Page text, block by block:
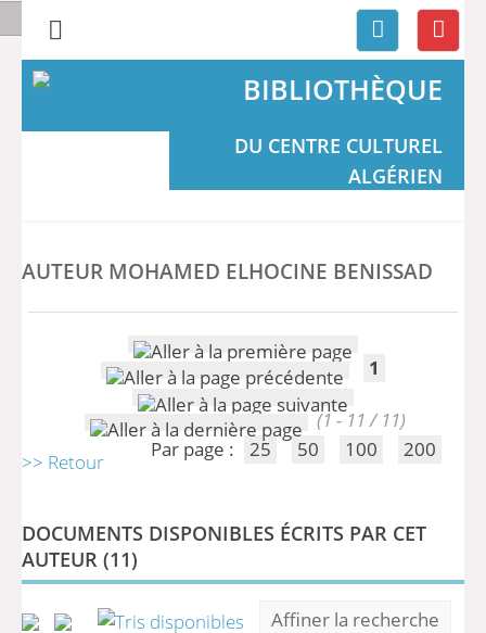
BIBLIOTHÈQUE
DU CENTRE CULTUREL
ALGÉRIEN
AUTEUR MOHAMED ELHOCINE BENISSAD
1
(1 - 11 / 11)
Par page :
25 50 100 200
>> Retour
DOCUMENTS DISPONIBLES ÉCRITS PAR CET
AUTEUR (11)
Affiner la recherche